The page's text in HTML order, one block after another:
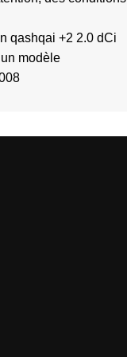
qashqai +2 2.0 dCi
modèle